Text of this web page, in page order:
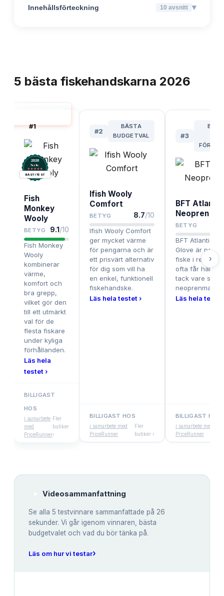
Innehållsförteckning 10 avsnitt ▾
5 bästa fiskehandskarna 2026
#1
2026
Testix.
BÄST I TEST
Fish
Monkey
Wooly
BETYG 9.1/10
Fish Monkey
Wooly
kombinerar
värme,
komfort och
bra grepp,
vilket gör den
till ett utmärkt
val för de
flesta fiskare
under kyliga
förhållanden.
Läs hela
testet ›
BILLIGAST
HOS
i samarbete
med
PriceRunner
Fler
butiker
›
#2
BÄSTA
BUDGETVAL
Ifish Wooly
Comfort
BETYG 8.7/10
Ifish Wooly Comfort
ger mycket värme
för pengarna och är
ett prisvärt alternativ
för dig som vill ha
en enkel, funktionell
fiskehandske.
Läs hela testet ›
BILLIGAST HOS
i samarbete med
PriceRunner
Fler
butiker ›
#3
BFT Atlantic
Neopren
BETYG
BFT Atlantic
Glove är
fiske i regn
ofta får
tack vare sitt
Läs hela testet
BILLIGAST HOS
i samarbete med
PriceRunner
›
Videosammanfattning
Se alla 5 testvinnare sammanfattade på 26
sekunder. Vi går igenom vinnaren, bästa
budgetvalet och vad du bör tänka på.
Läs om hur vi testar›